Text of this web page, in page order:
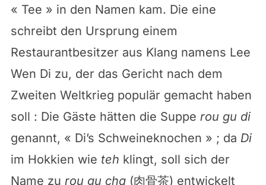
« Tee » in den Namen kam. Die eine
schreibt den Ursprung einem
Restaurantbesitzer aus Klang namens Lee
Wen Di zu, der das Gericht nach dem
Zweiten Weltkrieg populär gemacht haben
soll : Die Gäste hätten die Suppe rou gu di
genannt, « Di’s Schweineknochen » ; da Di
im Hokkien wie teh klingt, soll sich der
Name zu rou gu cha(肉骨茶) entwickelt